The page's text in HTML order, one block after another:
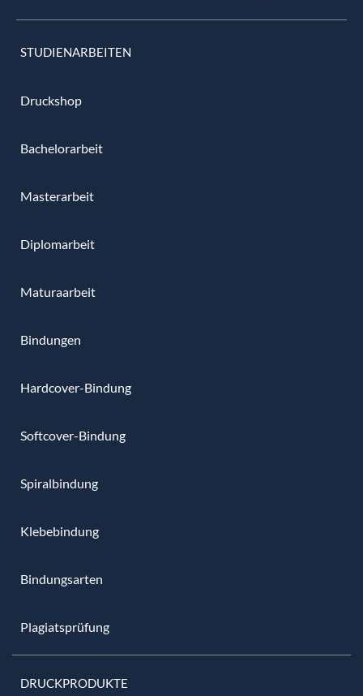
STUDIENARBEITEN
Druckshop
Bachelorarbeit
Masterarbeit
Diplomarbeit
Maturaarbeit
Bindungen
Hardcover-Bindung
Softcover-Bindung
Spiralbindung
Klebebindung
Bindungsarten
Plagiatsprüfung
DRUCKPRODUKTE